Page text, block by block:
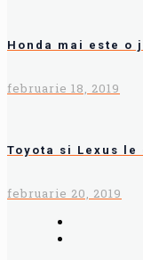
Honda mai este o
februarie 18, 2019
Toyota si Lexus le
februarie 20, 2019